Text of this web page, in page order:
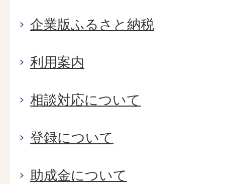
企業版ふるさと納税
利用案内
相談対応について
登録について
助成金について